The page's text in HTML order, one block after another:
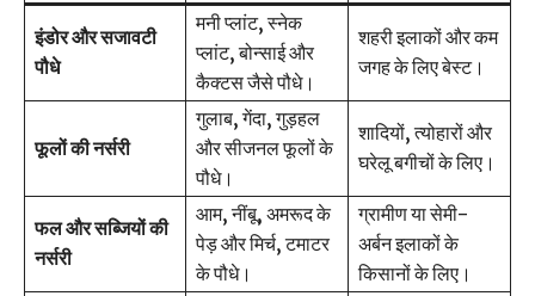
इंडोर और सजावटी
पौधे
मनी प्लांट, स्नेक
प्लांट, बोन्साई और
कैक्टस जैसे पौधे।
शहरी इलाकों और कम
जगह के लिए बेस्ट।
फूलों की नर्सरी
गुलाब, गेंदा, गुड़हल
और सीजनल फूलों के
पौधे।
शादियों, त्योहारों और
घरेलू बगीचों के लिए।
फल और सब्जियों की
नर्सरी
आम, नींबू, अमरूद के
पेड़ और मिर्च, टमाटर
के पौधे।
ग्रामीण या सेमी-
अर्बन इलाकों के
किसानों के लिए।